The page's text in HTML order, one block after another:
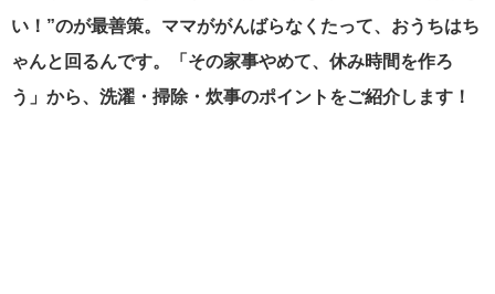
い！”のが最善策。ママががんばらなくたって、おうちはち
ゃんと回るんです。「その家事やめて、休み時間を作ろ
う」から、洗濯・掃除・炊事のポイントをご紹介します！